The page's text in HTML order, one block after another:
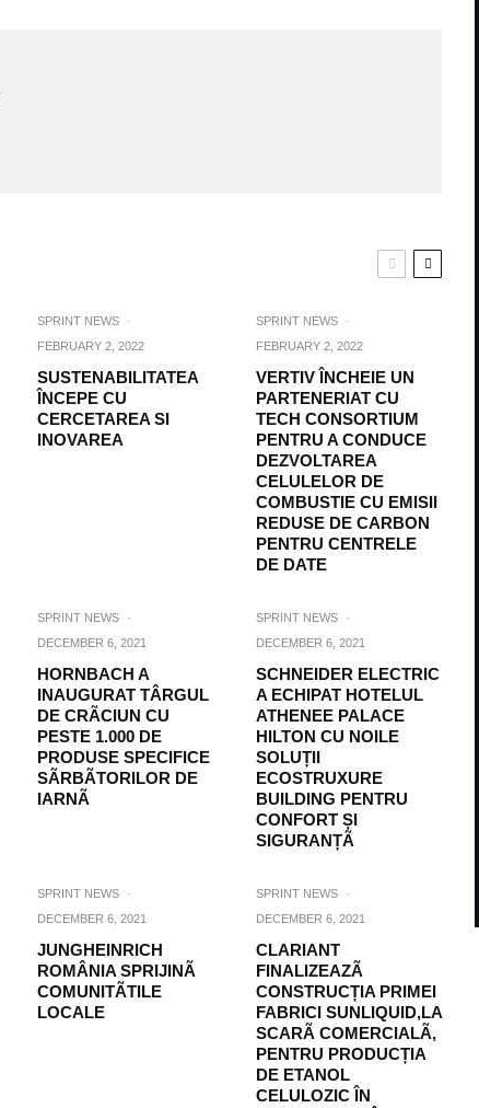
SPRINT NEWS
·
FEBRUARY 2, 2022
SUSTENABILITATEA
ÎNCEPE CU
CERCETAREA SI
INOVAREA
SPRINT NEWS
·
FEBRUARY 2, 2022
VERTIV ÎNCHEIE UN
PARTENERIAT CU
TECH CONSORTIUM
PENTRU A CONDUCE
DEZVOLTAREA
CELULELOR DE
COMBUSTIE CU EMISII
REDUSE DE CARBON
PENTRU CENTRELE
DE DATE
SPRINT NEWS
·
DECEMBER 6, 2021
HORNBACH A
INAUGURAT TÂRGUL
DE CRÃCIUN CU
PESTE 1.000 DE
PRODUSE SPECIFICE
SÃRBÃTORILOR DE
IARNÃ
SPRINT NEWS
·
DECEMBER 6, 2021
SCHNEIDER ELECTRIC
A ECHIPAT HOTELUL
ATHENEE PALACE
HILTON CU NOILE
SOLUȚII
ECOSTRUXURE
BUILDING PENTRU
CONFORT ȘI
SIGURANȚÃ
SPRINT NEWS
·
DECEMBER 6, 2021
JUNGHEINRICH
ROMÂNIA SPRIJINÃ
COMUNITÃTILE
LOCALE
SPRINT NEWS
·
DECEMBER 6, 2021
CLARIANT
FINALIZEAZÃ
CONSTRUCȚIA PRIMEI
FABRICI SUNLIQUID,LA
SCARÃ COMERCIALÃ,
PENTRU PRODUCȚIA
DE ETANOL
CELULOZIC ÎN